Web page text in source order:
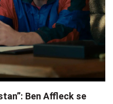
Ben Affleck se